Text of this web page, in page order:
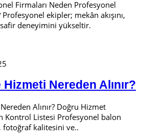
Firmaları Neden Profesyonel
Profesyonel ekipler; mekân akışını,
deneyimini yükseltir.
Nereden Alınır?
Alınır? Doğru Hizmet
Kontrol Listesi Profesyonel balon
fotoğraf kalitesini ve..